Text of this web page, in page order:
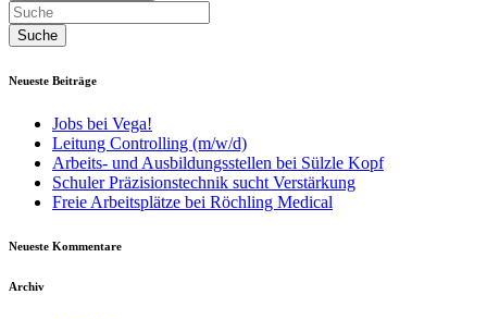
Neueste Beiträge
Jobs bei Vega!
Leitung Controlling (m/w/d)
Arbeits- und Ausbildungsstellen bei Sülzle Kopf
Schuler Präzisionstechnik sucht Verstärkung
Freie Arbeitsplätze bei Röchling Medical
Neueste Kommentare
Archiv